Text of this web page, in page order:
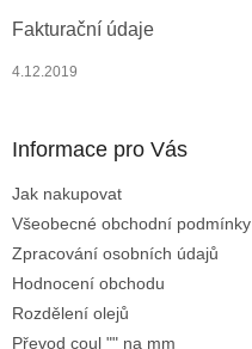
Fakturační údaje
4.12.2019
Informace pro Vás
Jak nakupovat
Všeobecné obchodní podmínky
Zpracování osobních údajů
Hodnocení obchodu
Rozdělení olejů
Převod coul "" na mm